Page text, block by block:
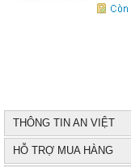
THÔNG TIN AN VIỆT
HỖ TRỢ MUA HÀNG